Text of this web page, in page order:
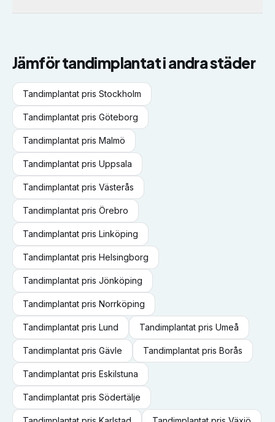
Jämförtandimplantati andra städer
Tandimplantat pris Stockholm
Tandimplantat pris Göteborg
Tandimplantat pris Malmö
Tandimplantat pris Uppsala
Tandimplantat pris Västerås
Tandimplantat pris Örebro
Tandimplantat pris Linköping
Tandimplantat pris Helsingborg
Tandimplantat pris Jönköping
Tandimplantat pris Norrköping
Tandimplantat pris Lund Tandimplantat pris Umeå
Tandimplantat pris Gävle Tandimplantat pris Borås
Tandimplantat pris Eskilstuna
Tandimplantat pris Södertälje